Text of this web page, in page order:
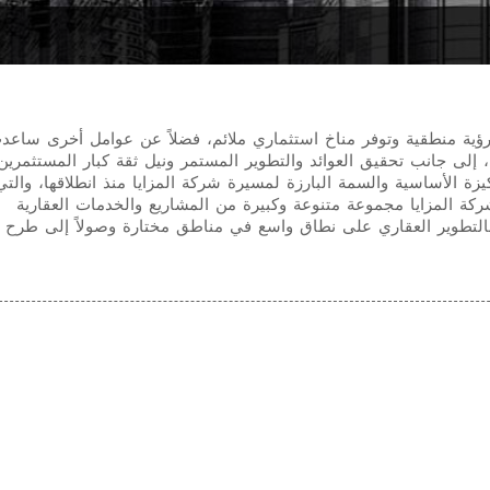
منطقية وتوفر مناخ استثماري ملائم، فضلاً عن عوامل أخرى
إلى جانب تحقيق العوائد والتطوير المستمر ونيل ثقة كبار
الأساسية والسمة البارزة لمسيرة شركة المزايا منذ انطلاقها،
المزايا مجموعة متنوعة وكبيرة من المشاريع والخدمات العقارية
بالتطوير العقاري على نطاق واسع في مناطق مختارة وصولاً إلى